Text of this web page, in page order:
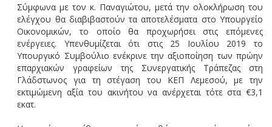
Σύμφωνα με τον κ. Παναγιώτου, μετά την ολοκλήρωση του
ελέγχου θα διαβιβαστούν τα αποτελέσματα στο Υπουργείο
Οικονομικών, το οποίο θα προχωρήσει στις επόμενες
ενέργειες. Υπενθυμίζεται ότι στις 25 Ιουλίου 2019 το
Υπουργικό Συμβούλιο ενέκρινε την αξιοποίηση των πρώην
επαρχιακών γραφείων της Συνεργατικής Τράπεζας στη
Γλάδστωνος για τη στέγαση του ΚΕΠ Λεμεσού, με την
εκτιμώμενη αξία του ακινήτου να ανέρχεται τότε στα €3,1
εκατ.